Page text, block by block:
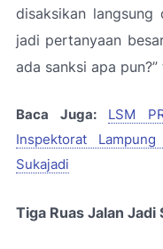
disaksikan langsung
jadi pertanyaan
ada sanksi apa pun?”
Baca Juga:
LSM
Inspektorat
Sukajadi
Tiga Ruas Jalan Jadi